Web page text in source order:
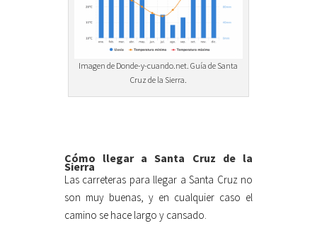
Imagen de Donde-y-cuando.net. Guía de Santa
Cruz de la Sierra.
Cómo llegar a Santa Cruz de la
Sierra
Las carreteras para llegar a Santa Cruz no
son muy buenas, y en cualquier caso el
camino se hace largo y cansado.